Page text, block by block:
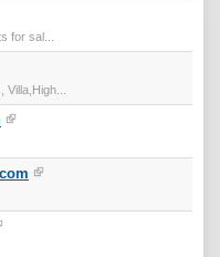
for sal...